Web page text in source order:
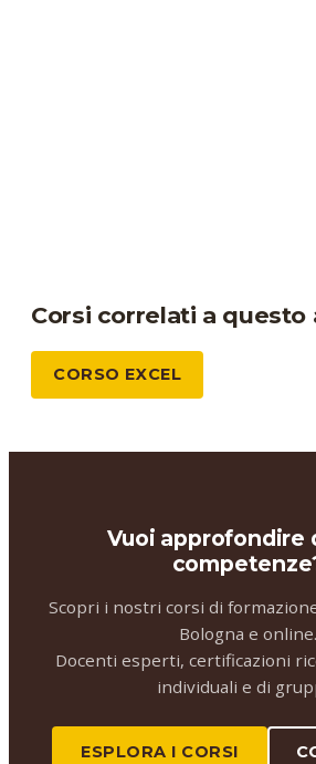
Corsi correlati a questo
CORSO EXCEL
Vuoi approfondire
Scopri i nostri corsi di
Bologna e online.
Docenti esperti, certificazioni
individuali e di
ESPLORA I CORSI